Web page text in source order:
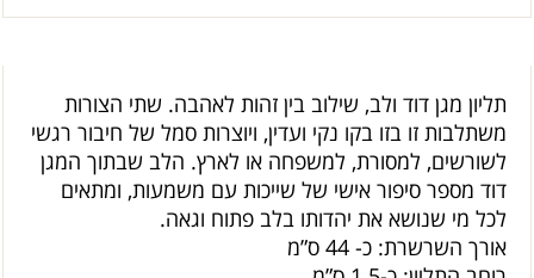
תליון מגן דוד ולב, שילוב בין זהות לאהבה. שתי הצורות
משתלבות זו בזו בקו נקי ועדין, ויוצרות סמל של חיבור רגשי
לשורשים, למסורת, למשפחה או לארץ. הלב שבתוך המגן
דוד מספר סיפור אישי של שייכות עם משמעות, ומתאים
לכל מי שנושא את יהדותו בלב פתוח וגאה.
אורך השרשרת: כ- 44 ס”מ